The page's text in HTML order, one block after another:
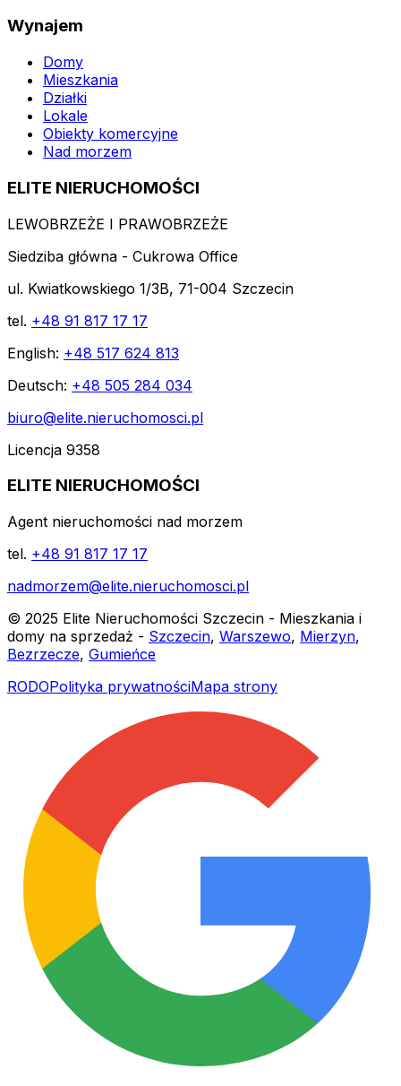
Wynajem
Domy
Mieszkania
Działki
Lokale
Obiekty komercyjne
Nad morzem
ELITE NIERUCHOMOŚCI
LEWOBRZEŻE I PRAWOBRZEŻE
Siedziba główna - Cukrowa Office
ul. Kwiatkowskiego 1/3B, 71-004 Szczecin
tel. +48 91 817 17 17
English: +48 517 624 813
Deutsch: +48 505 284 034
biuro@elite.nieruchomosci.pl
Licencja 9358
ELITE NIERUCHOMOŚCI
Agent nieruchomości nad morzem
tel. +48 91 817 17 17
nadmorzem@elite.nieruchomosci.pl
© 2025 Elite Nieruchomości Szczecin - Mieszkania i
domy na sprzedaż - Szczecin, Warszewo, Mierzyn,
Bezrzecze, Gumieńce
RODOPolityka prywatnościMapa strony